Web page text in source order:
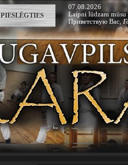
PIESLĒGTIES
07.08.2026
Laipni lūdzam mūsu
Приветствую Вас ,